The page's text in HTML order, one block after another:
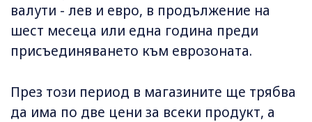
валути - лев и евро, в продължение на
шест месеца или една година преди
присъединяването към еврозоната.
През този период в магазините ще трябва
да има по две цени за всеки продукт, а